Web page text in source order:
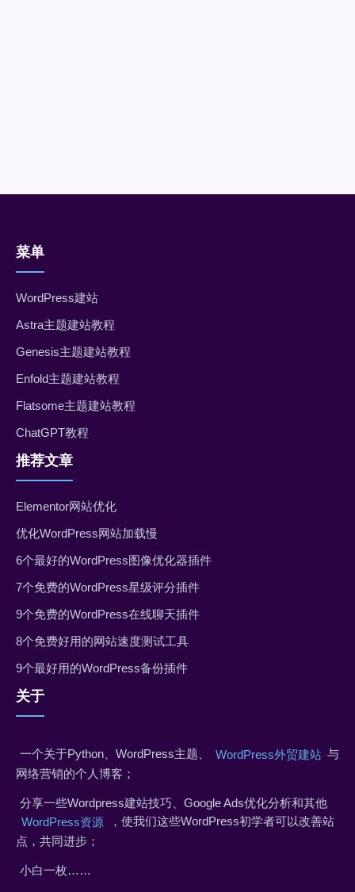
菜单
WordPress建站
Astra主题建站教程
Genesis主题建站教程
Enfold主题建站教程
Flatsome主题建站教程
ChatGPT教程
推荐文章
Elementor网站优化
优化WordPress网站加载慢
6个最好的WordPress图像优化器插件
7个免费的WordPress星级评分插件
9个免费的WordPress在线聊天插件
8个免费好用的网站速度测试工具
9个最好用的WordPress备份插件
关于
一个关于Python、WordPress主题、 WordPress外贸建站 与
网络营销的个人博客；
分享一些Wordpress建站技巧、Google Ads优化分析和其他
WordPress资源
，使我们这些WordPress初学者可以改善站
点，共同进步；
小白一枚……